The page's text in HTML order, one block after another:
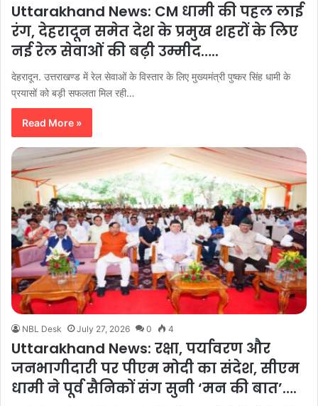
Uttarakhand News: CM धामी की पहल लाई
रंग, देहरादून समेत देश के प्रमुख शहरों के लिए
नई रेल सेवाओं की बढ़ी उम्मीद…..
देहरादून. उत्तराखण्ड में रेल सेवाओं के विस्तार के लिए मुख्यमंत्री पुष्कर सिंह धामी के
प्रयासों को बड़ी सफलता मिल रही…
Read More »
NBL Desk July 27, 2026 0 4
Uttarakhand News: रक्षा, पर्यावरण और
जनभागीदारी पर पीएम मोदी का संदेश, सीएम
धामी ने पूर्व सैनिकों संग सुनी ‘मन की बात’….